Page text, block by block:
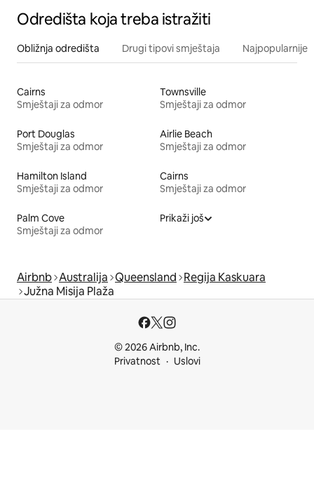
Odredišta koja treba istražiti
Obližnja odredišta Drugi tipovi smještaja Najpopularnije
Cairns
Smještaji za odmor
Townsville
Smještaji za odmor
Port Douglas
Smještaji za odmor
Airlie Beach
Smještaji za odmor
Hamilton Island
Smještaji za odmor
Cairns
Smještaji za odmor
Palm Cove
Smještaji za odmor
Prikaži još
Airbnb Australija Queensland Regija Kaskuara
Južna Misija Plaža
© 2026 Airbnb, Inc.
Privatnost
Uslovi